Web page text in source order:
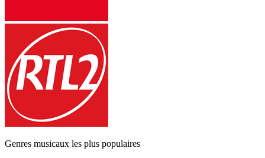
Genres musicaux les plus populaires